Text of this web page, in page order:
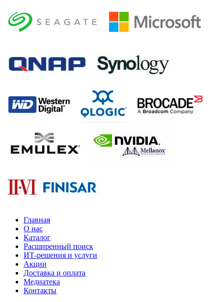
Главная
О нас
Каталог
Расширенный поиск
ИТ-решения и услуги
Акции
Доставка и оплата
Медиатека
Контакты